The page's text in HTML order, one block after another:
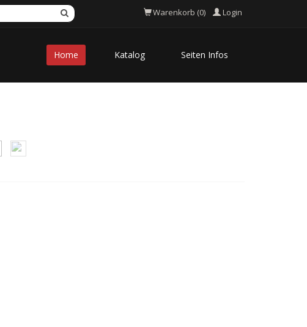
Warenkorb (0) Login
Home Katalog Seiten Infos